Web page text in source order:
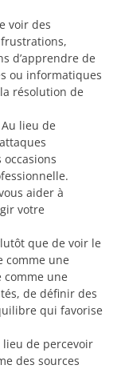
voir des
d’apprendre de
ou informatiques
résolution de
Au lieu de
occasions
aider à
votre
que de voir le
comme une
une
de définir des
qui favorise
lieu de percevoir
des sources